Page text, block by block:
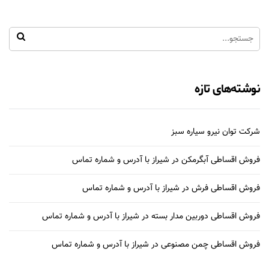
نوشته‌های تازه
شرکت توان نیرو سیاره سبز
فروش اقساطی آبگرمکن در شیراز با آدرس و شماره تماس
فروش اقساطی فرش در شیراز با آدرس و شماره تماس
فروش اقساطی دوربین مدار بسته در شیراز با آدرس و شماره تماس
فروش اقساطی چمن مصنوعی در شیراز با آدرس و شماره تماس